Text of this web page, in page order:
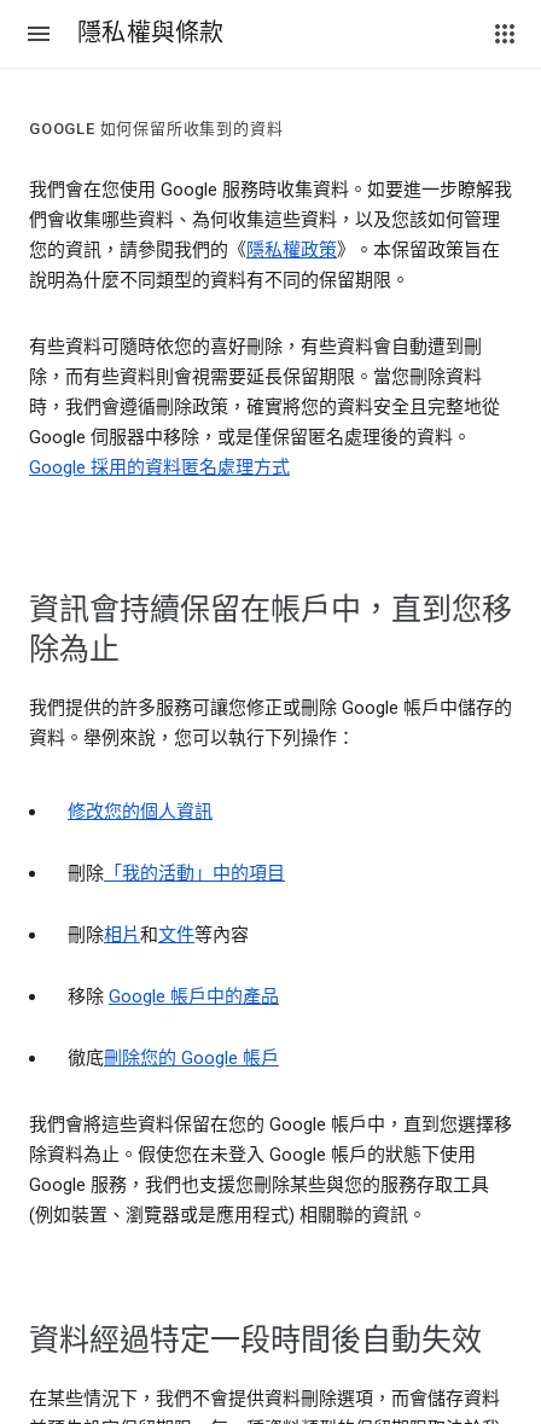
隱私權與條款
GOOGLE 如何保留所收集到的資料
我們會在您使用 Google 服務時收集資料。如要進一步瞭解我
們會收集哪些資料、為何收集這些資料，以及您該如何管理
您的資訊，請參閱我們的《隱私權政策》。本保留政策旨在
說明為什麼不同類型的資料有不同的保留期限。
有些資料可隨時依您的喜好刪除，有些資料會自動遭到刪
除，而有些資料則會視需要延長保留期限。當您刪除資料
時，我們會遵循刪除政策，確實將您的資料安全且完整地從
Google 伺服器中移除，或是僅保留匿名處理後的資料。
Google 採用的資料匿名處理方式
資訊會持續保留在帳戶中，直到您移
除為止
我們提供的許多服務可讓您修正或刪除 Google 帳戶中儲存的
資料。舉例來說，您可以執行下列操作：
修改您的個人資訊
刪除 「我的活動」中的項目
刪除相片和文件等內容
移除 Google 帳戶中的產品
徹底刪除您的 Google 帳戶
我們會將這些資料保留在您的 Google 帳戶中，直到您選擇移
除資料為止。假使您在未登入 Google 帳戶的狀態下使用
Google 服務，我們也支援您刪除某些與您的服務存取工具
(例如裝置、瀏覽器或是應用程式) 相關聯的資訊。
資料經過特定一段時間後自動失效
在某些情況下，我們不會提供資料刪除選項，而會儲存資料